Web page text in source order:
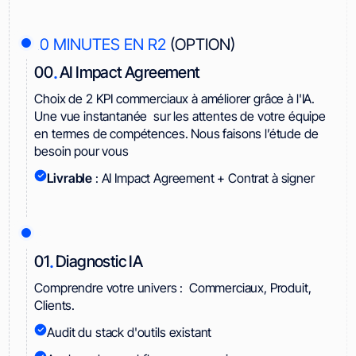
10 MINUTES EN R2 (OPTION)
00.AI Impact Agreement
Choix de 2 KPI commerciaux à améliorer grâce à l'IA.
Une vue instantanée sur les attentes de votre équipe
en termes de compétences. Nous faisons l’étude de
besoin pour vous
Livrable : AI Impact Agreement + Contrat à signer
01.Diagnostic IA
Comprendre votre univers : Commerciaux, Produit,
Clients.
Audit du stack d'outils existant